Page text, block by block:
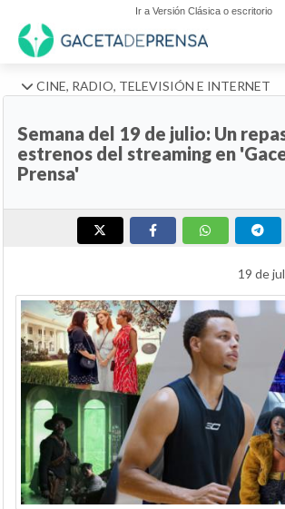
Ir a Versión Clásica o escritorio
CINE, RADIO, TELEVISIÓN E INTERNET
Semana del 19 de julio: Un
estrenos del streaming en
Prensa'
19 de